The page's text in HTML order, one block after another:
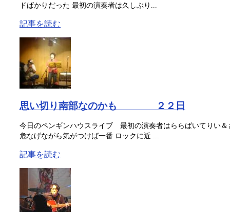
ドばかりだった 最初の演奏者は久しぶり...
記事を読む
思い切り南部なのかも ２２日
今日のペンギンハウスライブ 最初の演奏者はららばいてりい
危なげながら気がつけば一番 ロックに近 ...
記事を読む